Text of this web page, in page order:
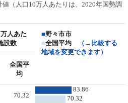
（人口10万人あたりは、2020年国勢調
人あた
設数
■野々市市
■全国平均
（→比較する
地域を変更できます）
全国平
均
70.32
83.86
70.32